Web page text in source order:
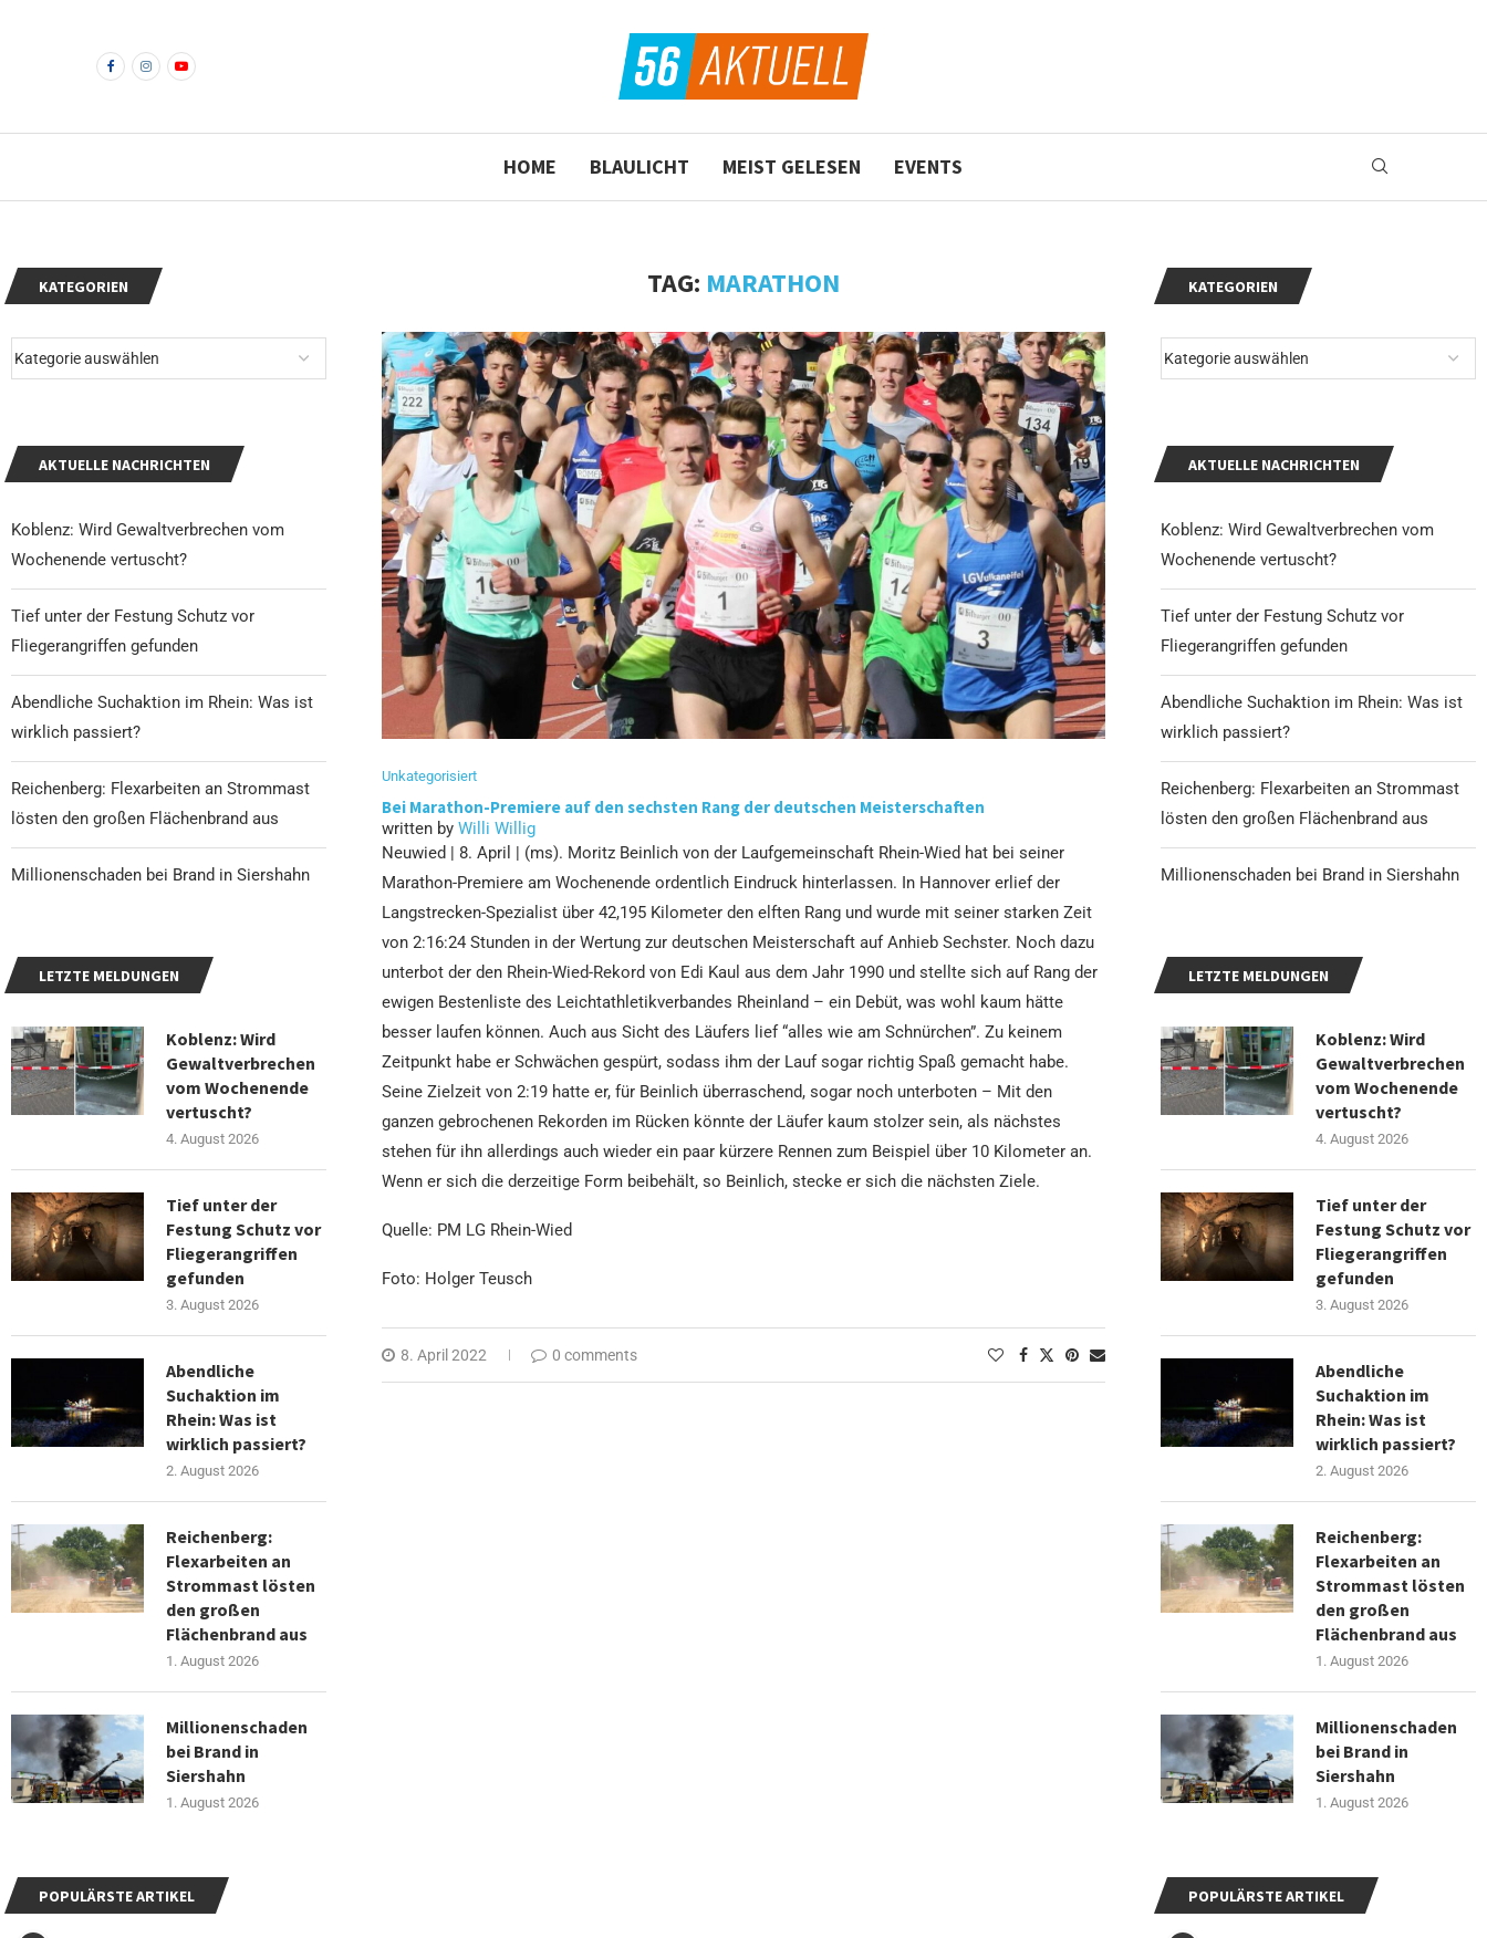
HOME BLAULICHT MEIST GELESEN EVENTS
TAG: MARATHON
Unkategorisiert
Bei Marathon-Premiere auf den sechsten Rang der deutschen Meisterschaften
written by Willi Willig
Neuwied | 8. April | (ms). Moritz Beinlich von der Laufgemeinschaft Rhein-Wied hat bei seiner
Marathon-Premiere am Wochenende ordentlich Eindruck hinterlassen. In Hannover erlief der
Langstrecken-Spezialist über 42,195 Kilometer den elften Rang und wurde mit seiner starken Zeit
von 2:16:24 Stunden in der Wertung zur deutschen Meisterschaft auf Anhieb Sechster. Noch dazu
unterbot der den Rhein-Wied-Rekord von Edi Kaul aus dem Jahr 1990 und stellte sich auf Rang der
ewigen Bestenliste des Leichtathletikverbandes Rheinland – ein Debüt, was wohl kaum hätte
besser laufen können. Auch aus Sicht des Läufers lief “alles wie am Schnürchen”. Zu keinem
Zeitpunkt habe er Schwächen gespürt, sodass ihm der Lauf sogar richtig Spaß gemacht habe.
Seine Zielzeit von 2:19 hatte er, für Beinlich überraschend, sogar noch unterboten – Mit den
ganzen gebrochenen Rekorden im Rücken könnte der Läufer kaum stolzer sein, als nächstes
stehen für ihn allerdings auch wieder ein paar kürzere Rennen zum Beispiel über 10 Kilometer an.
Wenn er sich die derzeitige Form beibehält, so Beinlich, stecke er sich die nächsten Ziele.
Quelle: PM LG Rhein-Wied
Foto: Holger Teusch
8. April 2022 0 comments
KATEGORIEN
AKTUELLE NACHRICHTEN
Koblenz: Wird Gewaltverbrechen vom
Wochenende vertuscht?
Tief unter der Festung Schutz vor
Fliegerangriffen gefunden
Abendliche Suchaktion im Rhein: Was ist
wirklich passiert?
Reichenberg: Flexarbeiten an Strommast
lösten den großen Flächenbrand aus
Millionenschaden bei Brand in Siershahn
LETZTE MELDUNGEN
Koblenz: Wird
Gewaltverbrechen
vom Wochenende
vertuscht?
4. August 2026
Tief unter der
Festung Schutz vor
Fliegerangriffen
gefunden
3. August 2026
Abendliche
Suchaktion im
Rhein: Was ist
wirklich passiert?
2. August 2026
Reichenberg:
Flexarbeiten an
Strommast lösten
den großen
Flächenbrand aus
1. August 2026
Millionenschaden
bei Brand in
Siershahn
1. August 2026
POPULÄRSTE ARTIKEL
KATEGORIEN
AKTUELLE NACHRICHTEN
Koblenz: Wird Gewaltverbrechen vom
Wochenende vertuscht?
Tief unter der Festung Schutz vor
Fliegerangriffen gefunden
Abendliche Suchaktion im Rhein: Was ist
wirklich passiert?
Reichenberg: Flexarbeiten an Strommast
lösten den großen Flächenbrand aus
Millionenschaden bei Brand in Siershahn
LETZTE MELDUNGEN
Koblenz: Wird
Gewaltverbrechen
vom Wochenende
vertuscht?
4. August 2026
Tief unter der
Festung Schutz vor
Fliegerangriffen
gefunden
3. August 2026
Abendliche
Suchaktion im
Rhein: Was ist
wirklich passiert?
2. August 2026
Reichenberg:
Flexarbeiten an
Strommast lösten
den großen
Flächenbrand aus
1. August 2026
Millionenschaden
bei Brand in
Siershahn
1. August 2026
POPULÄRSTE ARTIKEL